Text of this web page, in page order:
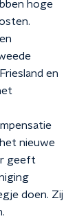
hoge
en
nieuwe
geeft
doen. Zij